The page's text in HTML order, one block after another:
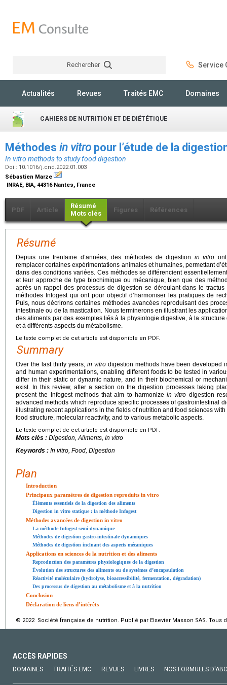
Rechercher Service
Actualités Revues Traités EMC Domaines
CAHIERS DE NUTRITION ET DE DIÉTÉTIQUE
Méthodes in vitro pour l’étude de la
In vitro methods to study food digestion
Doi : 10.1016/j.cnd.2022.01.003
Sébastien Marze
INRAE, BIA, 44316 Nantes, France
PDF Article
Résumé
Mots clés
Figures Références
Résumé
Depuis une trentaine d’années, des méthodes de digestion in vitro
remplacer certaines expérimentations animales et humaines, permettant
dans des conditions variées. Ces méthodes se différencient
et leur approche de type biochimique ou mécanique, bien que des
après un rappel des processus de digestion se déroulant dans le
méthodes Infogest qui ont pour objectif d’harmoniser les pratiques de
Puis, nous décrirons certaines méthodes avancées reproduisant des
intestinale ou de la mastication. Nous terminerons en illustrant les
des aliments par des exemples liés à la physiologie digestive, à la
et à différents aspects du métabolisme.
Le texte complet de cet article est disponible en PDF.
Summary
Over the last thirty years, in vitrodigestion methods have been developed
and human experimentations, enabling different foods to be tested in
differ in their static or dynamic nature, and in their biochemical or
exist. In this review, after a section on the digestion processes taking
present the Infogest methods that aim to harmonize in vitro digestion
advanced methods which reproduce specific processes of gastrointestinal
illustrating recent applications in the fields of nutrition and food sciences
food structure, molecular reactivity, and to various metabolic aspects.
Le texte complet de cet article est disponible en PDF.
Mots clés : Digestion, Aliments, In vitro
Keywords : In vitro , Food, Digestion
Plan
Introduction
Principaux paramètres de digestion reproduits in vitro
Éléments essentiels de la digestion des aliments
Digestion in vitro statique : la méthode Infogest
Méthodes avancées de digestion in vitro
La méthode Infogest semi-dynamique
Méthodes de digestion gastro-intestinale dynamiques
Méthodes de digestion incluant des aspects mécaniques
Applications en sciences de la nutrition et des aliments
Reproduction des paramètres physiologiques de la digestion
Évolution des structures des aliments ou de systèmes d’encapsulation
Réactivité moléculaire (hydrolyse, bioaccessibilité, fermentation, dégradation)
Des processus de digestion au métabolisme et à la nutrition
Conclusion
Déclaration de liens d’intérêts
© 2022 Société française de nutrition. Publié par Elsevier Masson SAS. Tous
ACCÈS RAPIDES
DOMAINES TRAITÉS EMC REVUES LIVRES NOS FORMULES